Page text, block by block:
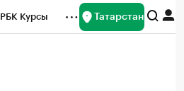
РБК Курсы Татарстан